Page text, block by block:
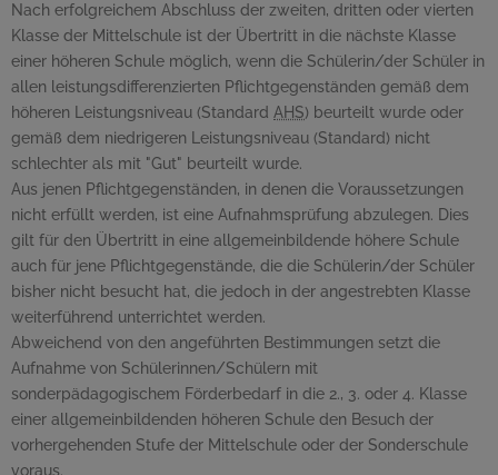
Nach erfolgreichem Abschluss der zweiten, dritten oder vierten
Klasse der Mittelschule ist der Übertritt in die nächste Klasse
einer höheren Schule möglich, wenn die Schülerin/der Schüler in
allen leistungsdifferenzierten Pflichtgegenständen gemäß dem
höheren Leistungsniveau (Standard AHS) beurteilt wurde oder
gemäß dem niedrigeren Leistungsniveau (Standard) nicht
schlechter als mit "Gut" beurteilt wurde.
Aus jenen Pflichtgegenständen, in denen die Voraussetzungen
nicht erfüllt werden, ist eine Aufnahmsprüfung abzulegen. Dies
gilt für den Übertritt in eine allgemeinbildende höhere Schule
auch für jene Pflichtgegenstände, die die Schülerin/der Schüler
bisher nicht besucht hat, die jedoch in der angestrebten Klasse
weiterführend unterrichtet werden.
Abweichend von den angeführten Bestimmungen setzt die
Aufnahme von Schülerinnen/Schülern mit
sonderpädagogischem Förderbedarf in die 2., 3. oder 4. Klasse
einer allgemeinbildenden höheren Schule den Besuch der
vorhergehenden Stufe der Mittelschule oder der Sonderschule
voraus.